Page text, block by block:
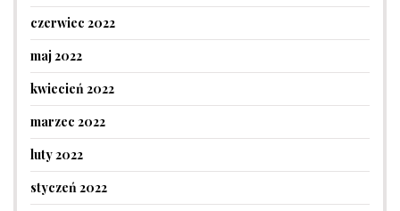
czerwiec 2022
maj 2022
kwiecień 2022
marzec 2022
luty 2022
styczeń 2022